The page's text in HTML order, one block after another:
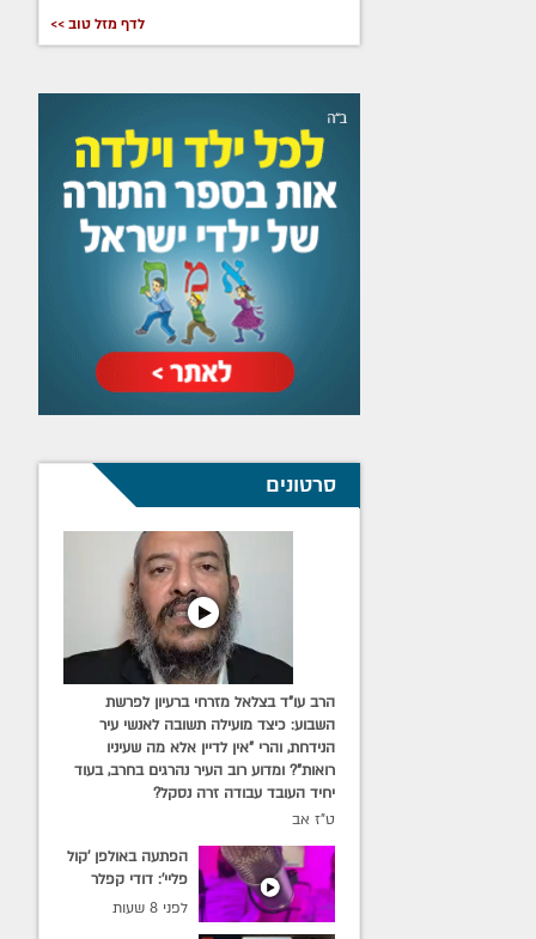
לדף מזל טוב >>
סרטונים
הרב עו"ד בצלאל מזרחי ברעיון לפרשת
השבוע: כיצד מועילה תשובה לאנשי עיר
הנידחת, והרי "אין לדיין אלא מה שעיניו
רואות"? ומדוע רוב העיר נהרגים בחרב, בעוד
יחיד העובד עבודה זרה נסקל?
ט"ז אב
הפתעה באולפן 'קול
פליי': דודי קפלר
הופתע מביקור הרב
לפני 8 שעות